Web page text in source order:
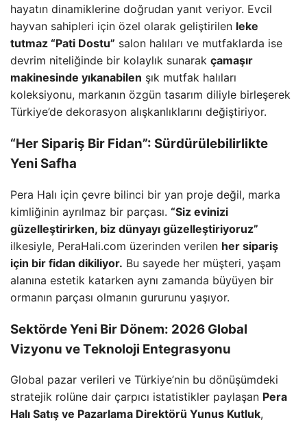
hayatın dinamiklerine doğrudan yanıt veriyor. Evcil
hayvan sahipleri için özel olarak geliştirilen leke
tutmaz “Pati Dostu” salon halıları ve mutfaklarda ise
devrim niteliğinde bir kolaylık sunarak çamaşır
makinesinde yıkanabilen şık mutfak halıları
koleksiyonu, markanın özgün tasarım diliyle birleşerek
Türkiye’de dekorasyon alışkanlıklarını değiştiriyor.
“Her Sipariş Bir Fidan”: Sürdürülebilirlikte
Yeni Safha
Pera Halı için çevre bilinci bir yan proje değil, marka
kimliğinin ayrılmaz bir parçası. “Siz evinizi
güzelleştirirken, biz dünyayı güzelleştiriyoruz”
ilkesiyle, PeraHali.com üzerinden verilen her sipariş
için bir fidan dikiliyor. Bu sayede her müşteri, yaşam
alanına estetik katarken aynı zamanda büyüyen bir
ormanın parçası olmanın gururunu yaşıyor.
Sektörde Yeni Bir Dönem: 2026 Global
Vizyonu ve Teknoloji Entegrasyonu
Global pazar verileri ve Türkiye’nin bu dönüşümdeki
stratejik rolüne dair çarpıcı istatistikler paylaşan Pera
Halı Satış ve Pazarlama Direktörü Yunus Kutluk,